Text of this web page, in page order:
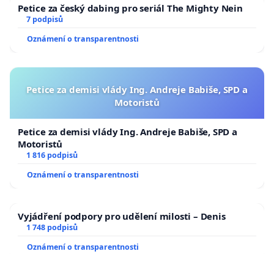
Petice za český dabing pro seriál The Mighty Nein
7 podpisů
Oznámení o transparentnosti
Petice za demisi vlády Ing. Andreje Babiše, SPD a
Motoristů
Petice za demisi vlády Ing. Andreje Babiše, SPD a
Motoristů
1 816 podpisů
Oznámení o transparentnosti
Vyjádření podpory pro udělení milosti – Denis
1 748 podpisů
Oznámení o transparentnosti